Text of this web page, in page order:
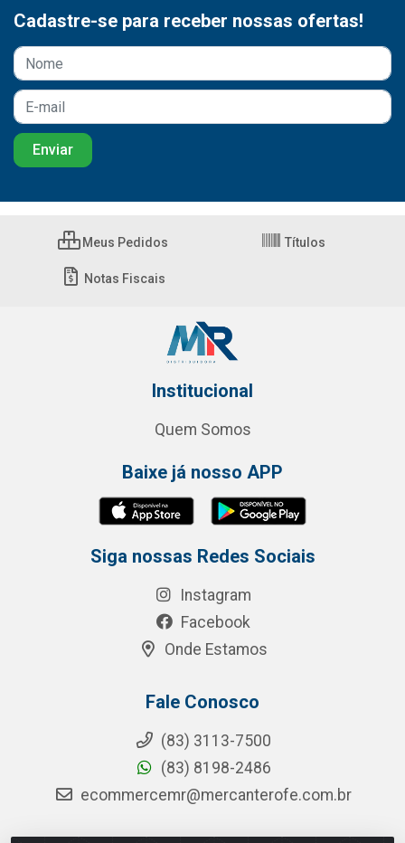
Cadastre-se para receber nossas ofertas!
Meus Pedidos Títulos
Notas Fiscais
Institucional
Quem Somos
Baixe já nosso APP
Siga nossas Redes Sociais
Instagram
Facebook
Onde Estamos
Fale Conosco
(83) 3113-7500
(83) 8198-2486
ecommercemr@mercanterofe.com.br